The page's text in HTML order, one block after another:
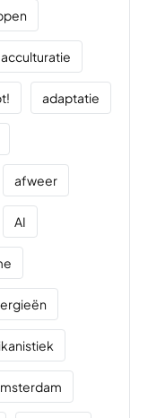
acculturatie
adaptatie
afweer
AI